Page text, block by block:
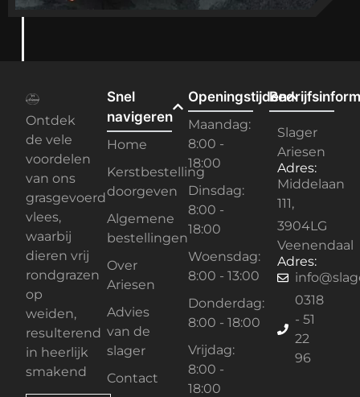
Ontdek
de vele
voordelen
van ons
grasgevoerd
vlees,
waarbij
dieren vrij
rondgrazen
op
weiden,
resulterend
in heerlijk
smakend
Snel
navigeren
Home
Kerstbestelling
doorgeven
Algemene
bestellingen
Over
Ariesen
Advies
van de
slager
Contact
Openingstijden
Maandag:
8:00 -
18:00
Dinsdag:
8:00 -
18:00
Woensdag:
8:00 - 13:00
Donderdag:
8:00 - 18:00
Vrijdag:
8:00 -
18:00
Slager
Ariesen
Adres:
Middelaan
111,
3904LG
Veenendaal
Adres:
0318
- 51
22
96